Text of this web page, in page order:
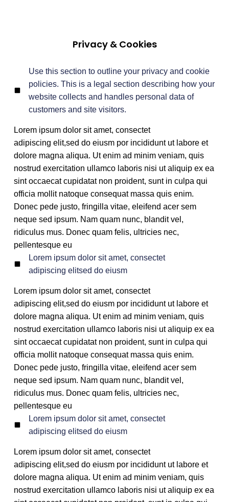
Privacy & Cookies
Use this section to outline your privacy and cookie
policies. This is a legal section describing how your
website collects and handles personal data of
customers and site visitors.
Lorem ipsum dolor sit amet, consectet
adipiscing elit,sed do eiusm por incididunt ut labore et
dolore magna aliqua. Ut enim ad minim veniam, quis
nostrud exercitation ullamco laboris nisi ut aliquip ex ea
sint occaecat cupidatat non proident, sunt in culpa qui
officia mollit natoque consequat massa quis enim.
Donec pede justo, fringilla vitae, eleifend acer sem
neque sed ipsum. Nam quam nunc, blandit vel,
ridiculus mus. Donec quam felis, ultricies nec,
pellentesque eu
Lorem ipsum dolor sit amet, consectet
adipiscing elitsed do eiusm
Lorem ipsum dolor sit amet, consectet
adipiscing elit,sed do eiusm por incididunt ut labore et
dolore magna aliqua. Ut enim ad minim veniam, quis
nostrud exercitation ullamco laboris nisi ut aliquip ex ea
sint occaecat cupidatat non proident, sunt in culpa qui
officia mollit natoque consequat massa quis enim.
Donec pede justo, fringilla vitae, eleifend acer sem
neque sed ipsum. Nam quam nunc, blandit vel,
ridiculus mus. Donec quam felis, ultricies nec,
pellentesque eu
Lorem ipsum dolor sit amet, consectet
adipiscing elitsed do eiusm
Lorem ipsum dolor sit amet, consectet
adipiscing elit,sed do eiusm por incididunt ut labore et
dolore magna aliqua. Ut enim ad minim veniam, quis
nostrud exercitation ullamco laboris nisi ut aliquip ex ea